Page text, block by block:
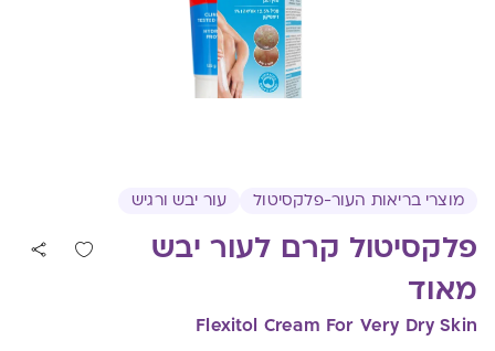
מוצרי בריאות העור-פלקסיטול עור יבש ורגיש
פלקסיטול קרם לעור יבש
מאוד
Flexitol Cream For Very Dry Skin